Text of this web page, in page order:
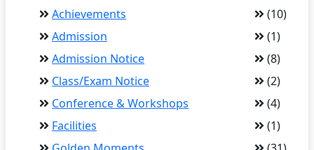
Achievements
(10)
Admission
(1)
Admission Notice
(8)
Class/Exam Notice
(2)
Conference & Workshops
(4)
Facilities
(1)